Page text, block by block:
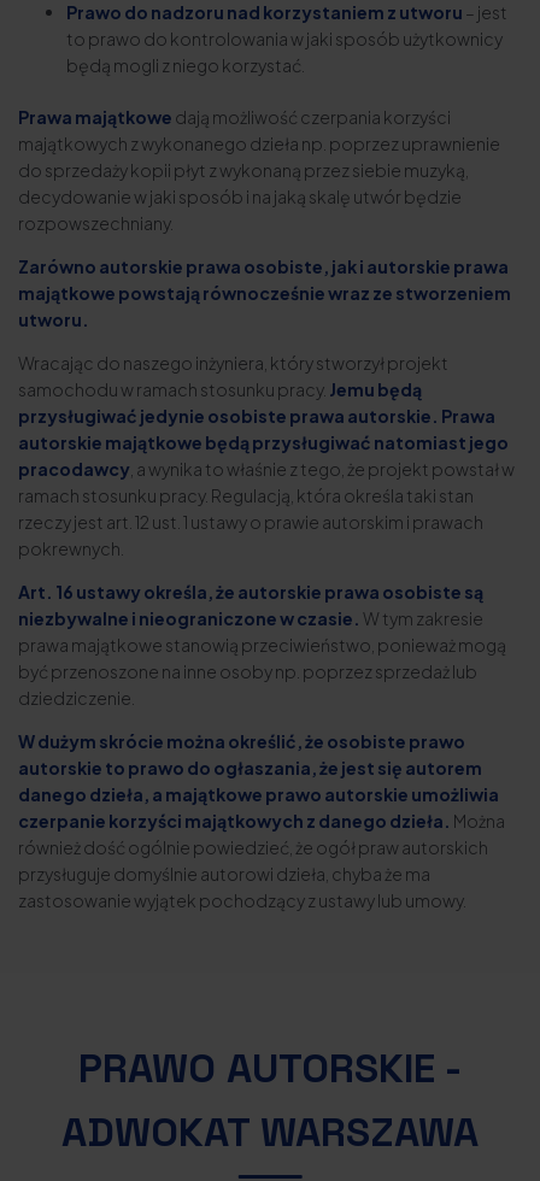
Prawo do nadzoru nad korzystaniem z utworu – jest
to prawo do kontrolowania w jaki sposób użytkownicy
będą mogli z niego korzystać.
Prawa majątkowe dają możliwość czerpania korzyści
majątkowych z wykonanego dzieła np. poprzez uprawnienie
do sprzedaży kopii płyt z wykonaną przez siebie muzyką,
decydowanie w jaki sposób i na jaką skalę utwór będzie
rozpowszechniany.
Zarówno autorskie prawa osobiste, jak i autorskie prawa
majątkowe powstają równocześnie wraz ze stworzeniem
utworu.
Wracając do naszego inżyniera, który stworzył projekt
samochodu w ramach stosunku pracy. Jemu będą
przysługiwać jedynie osobiste prawa autorskie. Prawa
autorskie majątkowe będą przysługiwać natomiast jego
pracodawcy , a wynika to właśnie z tego, że projekt powstał w
ramach stosunku pracy. Regulacją, która określa taki stan
rzeczy jest art. 12 ust. 1 ustawy o prawie autorskim i prawach
pokrewnych.
Art. 16 ustawy określa, że autorskie prawa osobiste są
niezbywalne i nieograniczone w czasie. W tym zakresie
prawa majątkowe stanowią przeciwieństwo, ponieważ mogą
być przenoszone na inne osoby np. poprzez sprzedaż lub
dziedziczenie.
W dużym skrócie można określić, że osobiste prawo
autorskie to prawo do ogłaszania, że jest się autorem
danego dzieła, a majątkowe prawo autorskie umożliwia
czerpanie korzyści majątkowych z danego dzieła. Można
również dość ogólnie powiedzieć, że ogół praw autorskich
przysługuje domyślnie autorowi dzieła, chyba że ma
zastosowanie wyjątek pochodzący z ustawy lub umowy.
PRAWO AUTORSKIE -
ADWOKAT WARSZAWA